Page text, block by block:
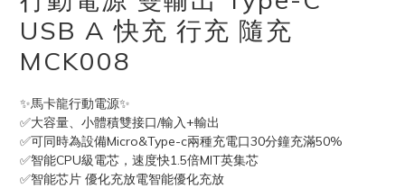
USB A 快充 行充 隨充
MCK008
✨馬卡龍行動電源✨
✅大容量、小體積雙接口/輸入+輸出
✅可同時為設備Micro&Type-c兩種充電口30分鐘充滿50%
✅智能CPU級電芯，速度快1.5倍MIT英集芯
✅智能芯片 優化充放電智能優化充放